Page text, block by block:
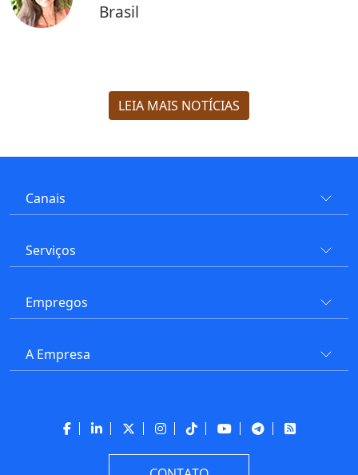
Brasil
LEIA MAIS NOTÍCIAS
Canais
Serviços
Empregos
A Empresa